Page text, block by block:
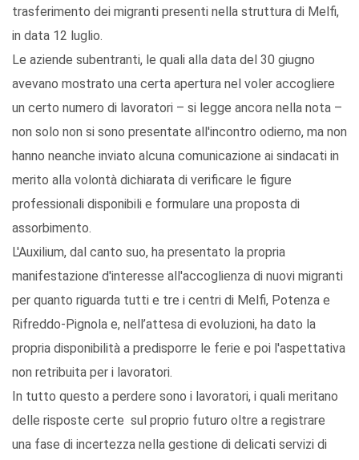
trasferimento dei migranti presenti nella struttura di Melfi,
in data 12 luglio.
Le aziende subentranti, le quali alla data del 30 giugno
avevano mostrato una certa apertura nel voler accogliere
un certo numero di lavoratori – si legge ancora nella nota –
non solo non si sono presentate all'incontro odierno, ma non
hanno neanche inviato alcuna comunicazione ai sindacati in
merito alla volontà dichiarata di verificare le figure
professionali disponibili e formulare una proposta di
assorbimento.
L'Auxilium, dal canto suo, ha presentato la propria
manifestazione d'interesse all'accoglienza di nuovi migranti
per quanto riguarda tutti e tre i centri di Melfi, Potenza e
Rifreddo-Pignola e, nell’attesa di evoluzioni, ha dato la
propria disponibilità a predisporre le ferie e poi l'aspettativa
non retribuita per i lavoratori.
In tutto questo a perdere sono i lavoratori, i quali meritano
delle risposte certe sul proprio futuro oltre a registrare
una fase di incertezza nella gestione di delicati servizi di